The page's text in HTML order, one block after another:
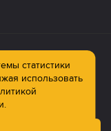
статистики
использовать